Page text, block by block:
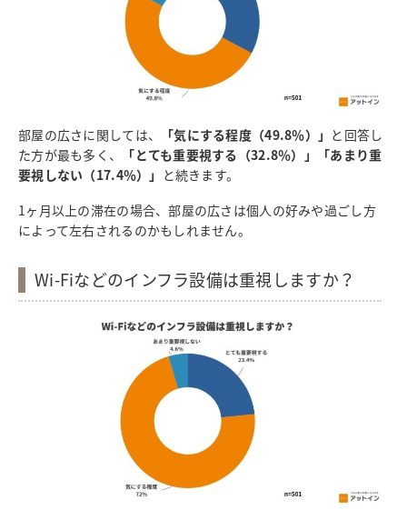
部屋の広さに関しては、 「気にする程度（49.8％）」 と回答し
た方が最も多く、
「とても重要視する（32.8％）」「あまり重
要視しない（17.4％）」 と続きます。
1ヶ月以上の滞在の場合、部屋の広さは個人の好みや過ごし方
によって左右されるのかもしれません。
Wi-Fiなどのインフラ設備は重視しますか？